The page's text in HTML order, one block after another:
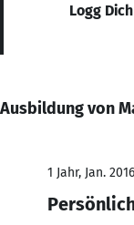
Logg
Ausbildung von
1 Jahr, Jan.